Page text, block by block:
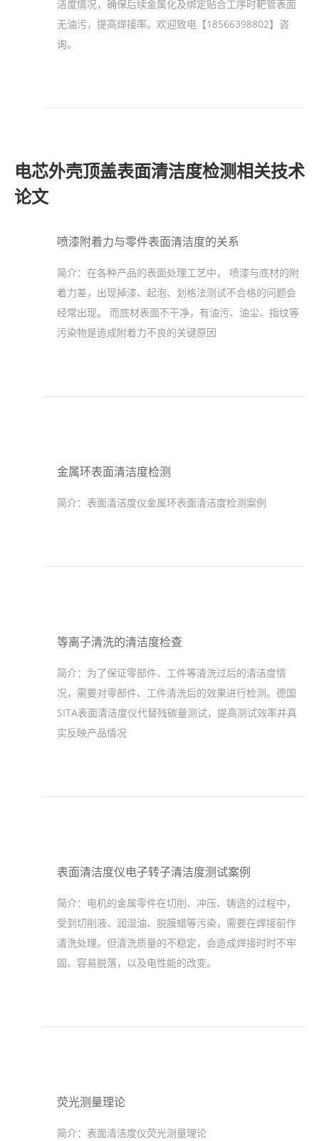
洁度情况，确保后续金属化及绑定贴合工序时靶管表面
无油污，提高焊接率。欢迎致电【18566398802】咨
询。
电芯外壳顶盖表面清洁度检测相关技术
论文
喷漆附着力与零件表面清洁度的关系
简介： 在各种产品的表面处理工艺中， 喷漆与底材的附
着力差，出现掉漆、起泡、划格法测试不合格的问题会
经常出现。 而底材表面不干净，有油污、油尘、指纹等
污染物是造成附着力不良的关键原因
金属环表面清洁度检测
简介： 表面清洁度仪金属环表面清洁度检测案例
等离子清洗的清洁度检查
简介： 为了保证零部件、工件等清洗过后的清洁度情
况，需要对零部件、工件清洗后的效果进行检测。德国
SITA表面清洁度仪代替残碳量测试，提高测试效率并真
实反映产品情况
表面清洁度仪电子转子清洁度测试案例
简介： 电机的金属零件在切削、冲压、铸造的过程中，
受到切削液、润湿油、脱膜蜡等污染，需要在焊接前作
清洗处理。但清洗质量的不稳定，会造成焊接时时不牢
固、容易脱落，以及电性能的改变。
荧光测量理论
简介： 表面清洁度仪荧光测量理论